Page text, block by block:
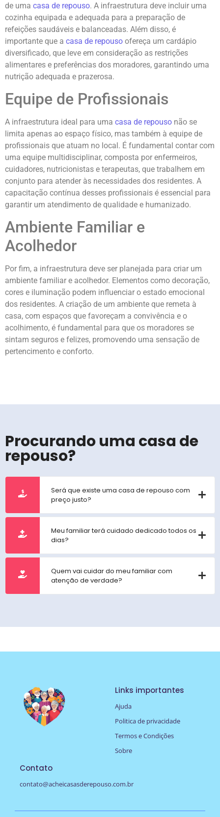
de uma casa de repouso. A infraestrutura deve incluir uma
cozinha equipada e adequada para a preparação de
refeições saudáveis e balanceadas. Além disso, é
importante que a casa de repouso ofereça um cardápio
diversificado, que leve em consideração as restrições
alimentares e preferências dos moradores, garantindo uma
nutrição adequada e prazerosa.
Equipe de Profissionais
A infraestrutura ideal para uma casa de repouso não se
limita apenas ao espaço físico, mas também à equipe de
profissionais que atuam no local. É fundamental contar com
uma equipe multidisciplinar, composta por enfermeiros,
cuidadores, nutricionistas e terapeutas, que trabalhem em
conjunto para atender às necessidades dos residentes. A
capacitação contínua desses profissionais é essencial para
garantir um atendimento de qualidade e humanizado.
Ambiente Familiar e
Acolhedor
Por fim, a infraestrutura deve ser planejada para criar um
ambiente familiar e acolhedor. Elementos como decoração,
cores e iluminação podem influenciar o estado emocional
dos residentes. A criação de um ambiente que remeta à
casa, com espaços que favoreçam a convivência e o
acolhimento, é fundamental para que os moradores se
sintam seguros e felizes, promovendo uma sensação de
pertencimento e conforto.
Procurando uma casa de
repouso?
Será que existe uma casa de repouso com
preço justo?
Meu familiar terá cuidado dedicado todos os
dias?
Quem vai cuidar do meu familiar com
atenção de verdade?
Links importantes
Ajuda
Politica de privacidade
Termos e Condições
Sobre
Contato
contato@acheicasasderepouso.com.br